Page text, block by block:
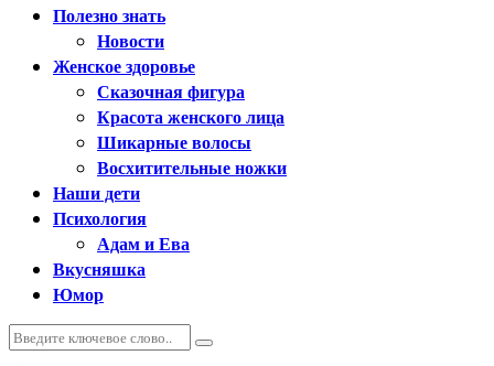
Полезно знать
Новости
Женское здоровье
Сказочная фигура
Красота женского лица
Шикарные волосы
Восхитительные ножки
Наши дети
Психология
Адам и Ева
Вкусняшка
Юмор
Искать:
Поиск